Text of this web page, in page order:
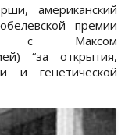
американский
премии
с Максом
“за открытия,
и генетической